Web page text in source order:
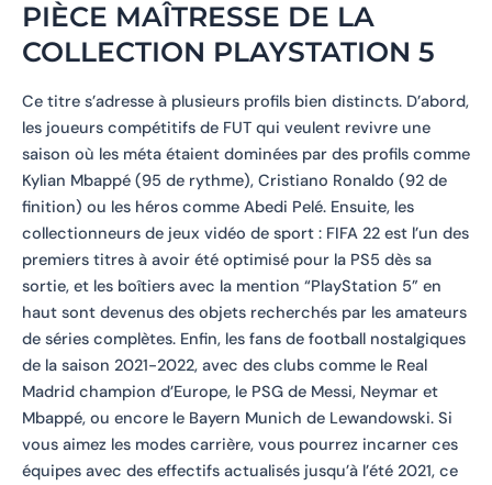
PIÈCE MAÎTRESSE DE LA
COLLECTION PLAYSTATION 5
Ce titre s’adresse à plusieurs profils bien distincts. D’abord,
les joueurs compétitifs de FUT qui veulent revivre une
saison où les méta étaient dominées par des profils comme
Kylian Mbappé (95 de rythme), Cristiano Ronaldo (92 de
finition) ou les héros comme Abedi Pelé. Ensuite, les
collectionneurs de jeux vidéo de sport : FIFA 22 est l’un des
premiers titres à avoir été optimisé pour la PS5 dès sa
sortie, et les boîtiers avec la mention “PlayStation 5” en
haut sont devenus des objets recherchés par les amateurs
de séries complètes. Enfin, les fans de football nostalgiques
de la saison 2021-2022, avec des clubs comme le Real
Madrid champion d’Europe, le PSG de Messi, Neymar et
Mbappé, ou encore le Bayern Munich de Lewandowski. Si
vous aimez les modes carrière, vous pourrez incarner ces
équipes avec des effectifs actualisés jusqu’à l’été 2021, ce